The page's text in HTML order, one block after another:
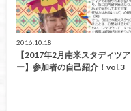
2016.10.18
【2017年2月南米スタディツア
ー】参加者の自己紹介！vol.3